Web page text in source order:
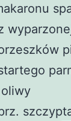
oliwy